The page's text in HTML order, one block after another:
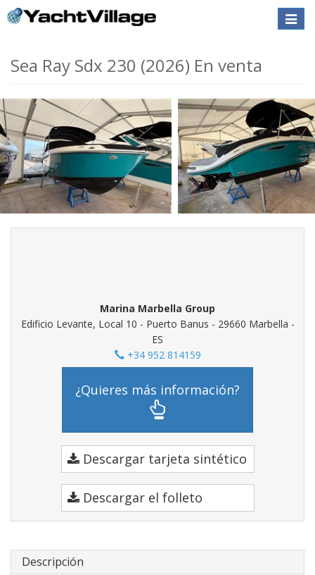
Toggle
Sea Ray Sdx 230 (2026) En venta
Marina Marbella Group
Edificio Levante, Local 10 - Puerto Banus - 29660 Marbella -
ES
+34 952 814159
¿Quieres más información?
Descargar tarjeta sintético
Descargar el folleto
Descripción